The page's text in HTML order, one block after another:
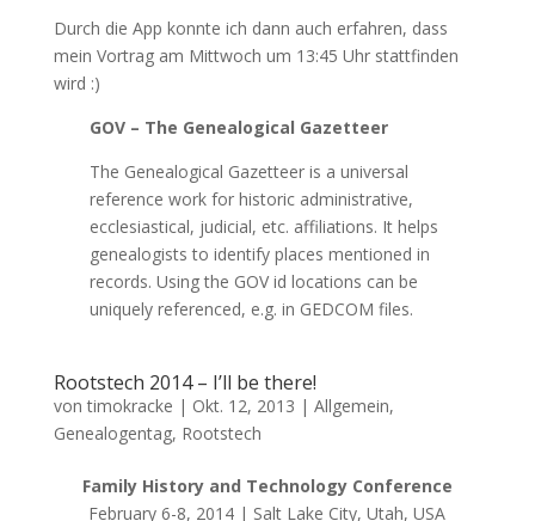
Durch die App konnte ich dann auch erfahren, dass
mein Vortrag am Mittwoch um 13:45 Uhr stattfinden
wird :)
GOV – The Genealogical Gazetteer
The Genealogical Gazetteer is a universal
reference work for historic administrative,
ecclesiastical, judicial, etc. affiliations. It helps
genealogists to identify places mentioned in
records. Using the GOV id locations can be
uniquely referenced, e.g. in GEDCOM files.
Rootstech 2014 – I’ll be there!
vontimokracke | Okt. 12, 2013 | Allgemein,
Genealogentag, Rootstech
Family History and Technology Conference
February 6-8, 2014 | Salt Lake City, Utah, USA